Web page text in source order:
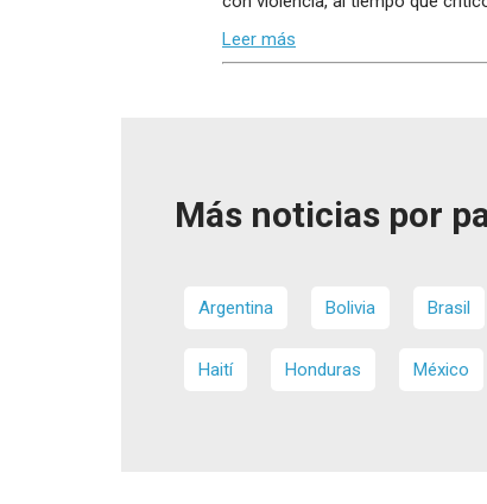
Leer más
Más noticias por
Argentina Bolivia Brasil
Haití Honduras México